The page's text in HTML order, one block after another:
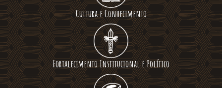
Cultura e Conhecimento
Fortalecimento Institucional e Político